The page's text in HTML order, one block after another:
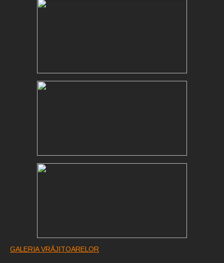
GALERIA VRĂJITOARELOR